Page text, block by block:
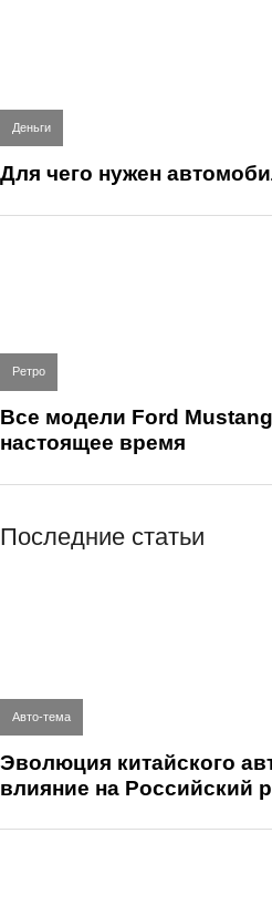
Деньги
Для чего нужен
Ретро
Все модели Ford
настоящее время
Последние статьи
Авто-тема
Эволюция китайского
влияние на Российский